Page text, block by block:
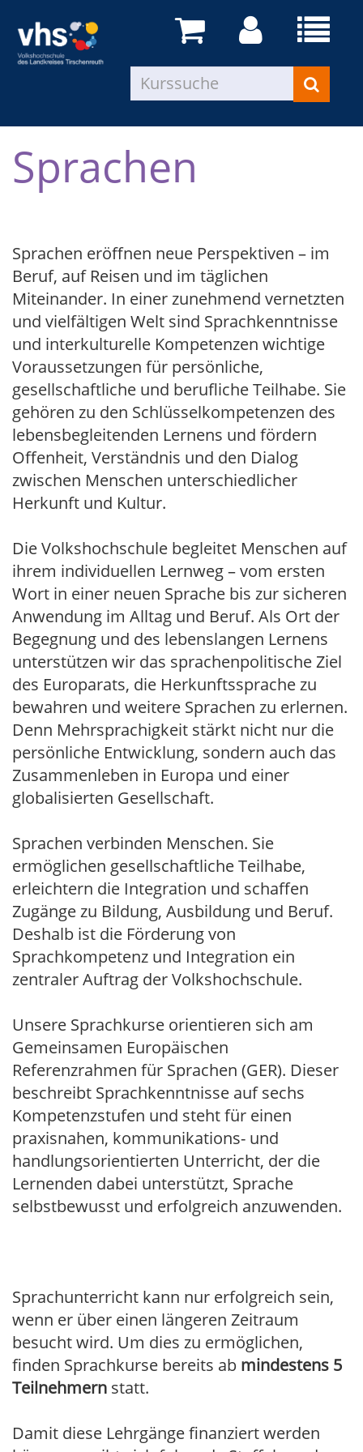
Sprachen
Sprachen eröffnen neue Perspektiven – im
Beruf, auf Reisen und im täglichen
Miteinander. In einer zunehmend vernetzten
und vielfältigen Welt sind Sprachkenntnisse
und interkulturelle Kompetenzen wichtige
Voraussetzungen für persönliche,
gesellschaftliche und berufliche Teilhabe. Sie
gehören zu den Schlüsselkompetenzen des
lebensbegleitenden Lernens und fördern
Offenheit, Verständnis und den Dialog
zwischen Menschen unterschiedlicher
Herkunft und Kultur.
Die Volkshochschule begleitet Menschen auf
ihrem individuellen Lernweg – vom ersten
Wort in einer neuen Sprache bis zur sicheren
Anwendung im Alltag und Beruf. Als Ort der
Begegnung und des lebenslangen Lernens
unterstützen wir das sprachenpolitische Ziel
des Europarats, die Herkunftssprache zu
bewahren und weitere Sprachen zu erlernen.
Denn Mehrsprachigkeit stärkt nicht nur die
persönliche Entwicklung, sondern auch das
Zusammenleben in Europa und einer
globalisierten Gesellschaft.
Sprachen verbinden Menschen. Sie
ermöglichen gesellschaftliche Teilhabe,
erleichtern die Integration und schaffen
Zugänge zu Bildung, Ausbildung und Beruf.
Deshalb ist die Förderung von
Sprachkompetenz und Integration ein
zentraler Auftrag der Volkshochschule.
Unsere Sprachkurse orientieren sich am
Gemeinsamen Europäischen
Referenzrahmen für Sprachen (GER). Dieser
beschreibt Sprachkenntnisse auf sechs
Kompetenzstufen und steht für einen
praxisnahen, kommunikations- und
handlungsorientierten Unterricht, der die
Lernenden dabei unterstützt, Sprache
selbstbewusst und erfolgreich anzuwenden.
Sprachunterricht kann nur erfolgreich sein,
wenn er über einen längeren Zeitraum
besucht wird. Um dies zu ermöglichen,
finden Sprachkurse bereits ab mindestens 5
Teilnehmern statt.
Damit diese Lehrgänge finanziert werden